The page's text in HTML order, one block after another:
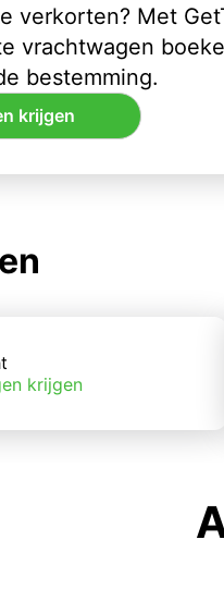
verkorten? Met
vrachtwagen
bestemming.
krijgen
krijgen